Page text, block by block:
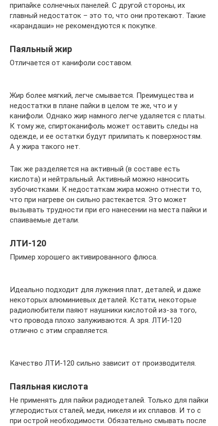
припайке солнечных панелей. С другой стороны, их
главный недостаток – это то, что они протекают. Такие
«карандаши» не рекомендуются к покупке.
Паяльный жир
Отличается от канифоли составом.
Жир более мягкий, легче смывается. Преимущества и
недостатки в плане пайки в целом те же, что и у
канифоли. Однако жир намного легче удаляется с платы.
К тому же, спиртоканифоль может оставить следы на
одежде, и ее остатки будут прилипать к поверхностям.
А у жира такого нет.
Так же разделяется на активный (в составе есть
кислота) и нейтральный. Активный можно наносить
зубочистками. К недостаткам жира можно отнести то,
что при нагреве он сильно растекается. Это может
вызывать трудности при его нанесении на места пайки и
спаиваемые детали.
ЛТИ-120
Пример хорошего активированного флюса.
Идеально подходит для лужения плат, деталей, и даже
некоторых алюминиевых деталей. Кстати, некоторые
радиолюбители паяют наушники кислотой из-за того,
что провода плохо залуживаются. А зря. ЛТИ-120
отлично с этим справляется.
Качество ЛТИ-120 сильно зависит от производителя.
Паяльная кислота
Не применять для пайки радиодеталей. Только для пайки
углеродистых сталей, меди, никеля и их сплавов. И то с
при острой необходимости. Обязательно смывать после